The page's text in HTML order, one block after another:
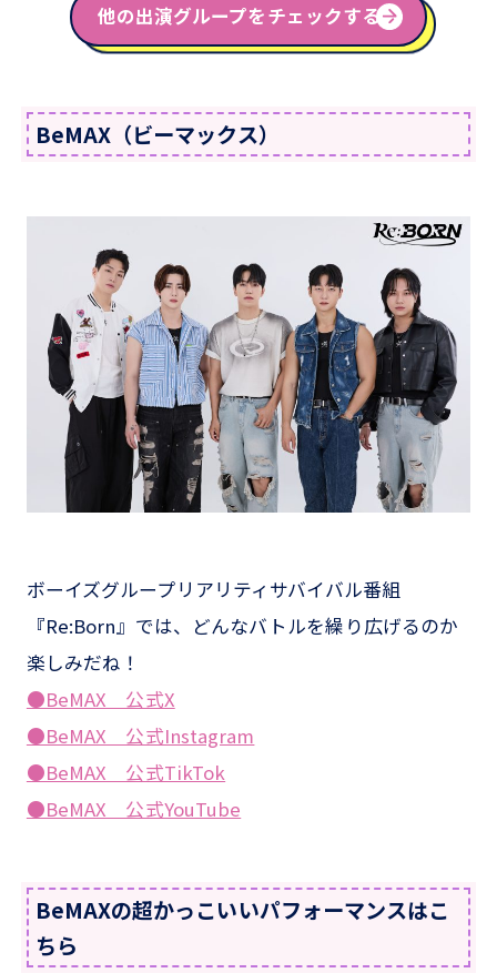
他の出演グループをチェックする！
BeMAX（ビーマックス）
ボーイズグループリアリティサバイバル番組
『Re:Born』では、どんなバトルを繰り広げるのか
楽しみだね！
●BeMAX 公式X
●BeMAX 公式Instagram
●BeMAX 公式TikTok
●BeMAX 公式YouTube
BeMAXの超かっこいいパフォーマンスはこ
ちら